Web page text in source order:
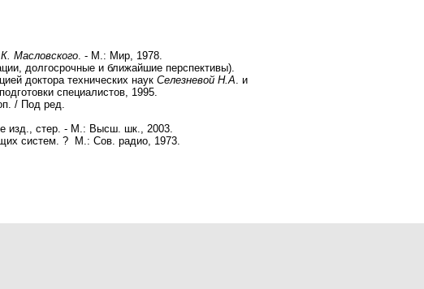
Масловского. - М.: Мир, 1978.
долгосрочные и ближайшие перспективы).
доктора технических наук Селезневой Н.А. и
специалистов, 1995.
/ Под ред.
е изд., стер. - М.: Высш. шк., 2003.
систем. ? М.: Сов. радио, 1973.